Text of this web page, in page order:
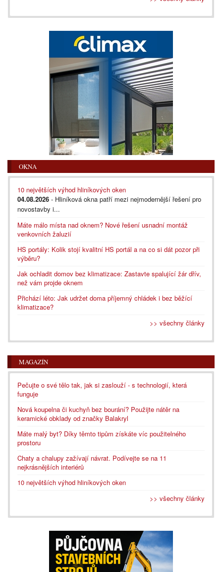
OKNA
10 největších výhod hliníkových oken
04.08.2026 - Hliníková okna patří mezi nejmodernější řešení pro
novostavby i...
Máte málo místa nad oknem? Nové řešení usnadní montáž
venkovních žaluzií
HS portály: Kolik stojí kvalitní HS portál a na co si dát pozor při
výběru?
Jak ochladit domov bez klimatizace: Zastavte spalující žár dřív,
než vám projde oknem
Přichází léto: Jak udržet doma příjemný chládek i bez běžící
klimatizace?
>> všechny články
MAGAZÍN
Pečujte o své tělo tak, jak si zaslouží - s technologií, která
funguje
Nová koupelna či kuchyň bez bourání? Použijte nátěr na
keramické obklady od značky Balakryl
Máte malý byt? Díky těmto tipům získáte víc použitelného
prostoru
Chaty a chalupy zažívají návrat. Podívejte se na 11
nejkrásnějších interiérů
10 největších výhod hliníkových oken
>> všechny články